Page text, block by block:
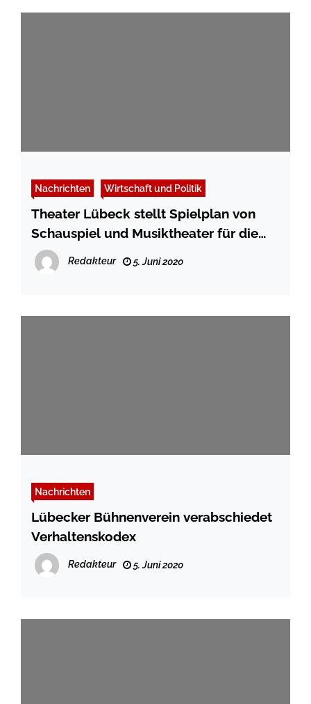
Nachrichten Wirtschaft und Politik
Theater Lübeck stellt Spielplan von
Schauspiel und Musiktheater für die
Spielzeit 2018/19 vor
Redakteur 5. Juni 2020
Nachrichten
Lübecker Bühnenverein verabschiedet
Verhaltenskodex
Redakteur 5. Juni 2020